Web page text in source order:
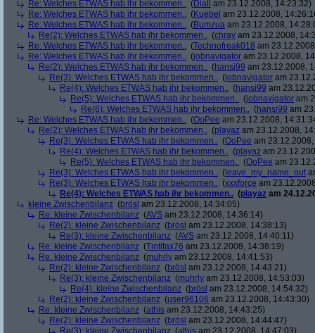
Re: Welches ETWAS hab ihr bekommen.. (Diall
am 23.12.2008, 14:23:32)
Re: Welches ETWAS hab ihr bekommen.. (Kuebel am 23.12.2008,
Re: Welches ETWAS hab ihr bekommen.. (Bumzua am 23.12.2008,
Re(2): Welches ETWAS hab ihr bekommen.. (chray am 23.12.2008,
Re: Welches ETWAS hab ihr bekommen.. (Technofreak018 am
Re: Welches ETWAS hab ihr bekommen.. (jobnavigator am 23.12.2008,
Re(2): Welches ETWAS hab ihr bekommen.. (hansi99 am 23.12.2008,
Re(3): Welches ETWAS hab ihr bekommen.. (jobnavigator am
Re(4): Welches ETWAS hab ihr bekommen.. (hansi99 am
Re(5): Welches ETWAS hab ihr bekommen.. (jobnavigator am
Re(6): Welches ETWAS hab ihr bekommen.. (hansi99 am
Re: Welches ETWAS hab ihr bekommen.. (OoPee am 23.12.2008,
Re(2): Welches ETWAS hab ihr bekommen.. (playaz am 23.12.2008,
Re(3): Welches ETWAS hab ihr bekommen.. (OoPee am
Re(4): Welches ETWAS hab ihr bekommen.. (playaz am
Re(5): Welches ETWAS hab ihr bekommen.. (OoPee am
Re(3): Welches ETWAS hab ihr bekommen.. ( leave_my_name_out
Re(3): Welches ETWAS hab ihr bekommen.. (xxxforce am
Re(4): Welches ETWAS hab ihr bekommen.. (playaz am
kleine Zwischenbilanz (brösl am 23.12.2008, 14:34:05)
Re: kleine Zwischenbilanz (AVS am 23.12.2008, 14:36:14)
Re(2): kleine Zwischenbilanz (brösl am 23.12.2008, 14:38:13)
Re(3): kleine Zwischenbilanz (AVS am 23.12.2008, 14:40:11)
Re: kleine Zwischenbilanz (Tintifax76 am 23.12.2008, 14:38:19)
Re: kleine Zwischenbilanz (muhrly am 23.12.2008, 14:41:53)
Re(2): kleine Zwischenbilanz (brösl am 23.12.2008, 14:43:21)
Re(3): kleine Zwischenbilanz (muhrly am 23.12.2008, 14:53:03)
Re(4): kleine Zwischenbilanz (brösl am 23.12.2008, 14:54:32)
Re(2): kleine Zwischenbilanz (user96106 am 23.12.2008, 14:43:30)
Re: kleine Zwischenbilanz (athis am 23.12.2008, 14:43:25)
Re(2): kleine Zwischenbilanz (brösl am 23.12.2008, 14:44:47)
Re(3): kleine Zwischenbilanz (athis am 23.12.2008, 14:47:03)